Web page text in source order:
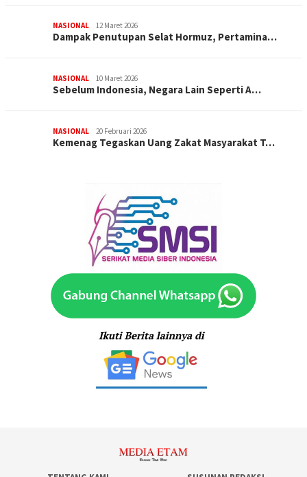
NASIONAL 12 Maret 2026
Dampak Penutupan Selat Hormuz, Pertamina…
NASIONAL 10 Maret 2026
Sebelum Indonesia, Negara Lain Seperti A…
NASIONAL 20 Februari 2026
Kemenag Tegaskan Uang Zakat Masyarakat T…